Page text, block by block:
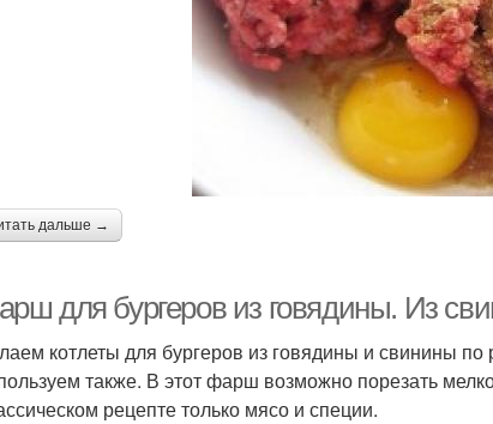
дальше →
для бургеров из говядины. Из
котлеты для бургеров из говядины и свинины
также. В этот фарш возможно порезать
рецепте только мясо и специи.